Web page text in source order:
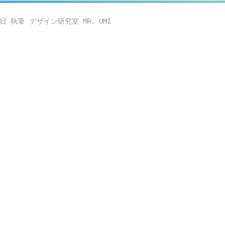
デザイン研究室 MR. UMI